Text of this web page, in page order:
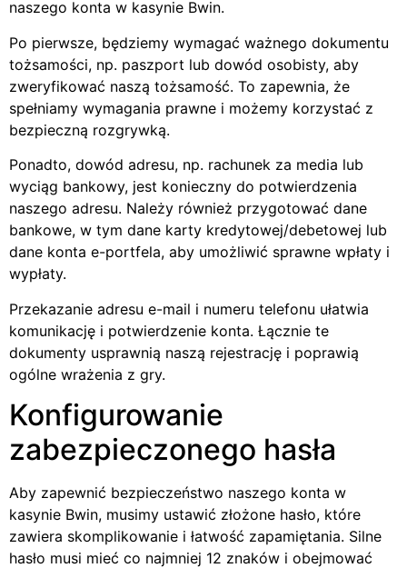
naszego konta w kasynie Bwin.
Po pierwsze, będziemy wymagać ważnego dokumentu
tożsamości, np. paszport lub dowód osobisty, aby
zweryfikować naszą tożsamość. To zapewnia, że
spełniamy wymagania prawne i możemy korzystać z
bezpieczną rozgrywką.
Ponadto, dowód adresu, np. rachunek za media lub
wyciąg bankowy, jest konieczny do potwierdzenia
naszego adresu. Należy również przygotować dane
bankowe, w tym dane karty kredytowej/debetowej lub
dane konta e-portfela, aby umożliwić sprawne wpłaty i
wypłaty.
Przekazanie adresu e-mail i numeru telefonu ułatwia
komunikację i potwierdzenie konta. Łącznie te
dokumenty usprawnią naszą rejestrację i poprawią
ogólne wrażenia z gry.
Konfigurowanie
zabezpieczonego hasła
Aby zapewnić bezpieczeństwo naszego konta w
kasynie Bwin, musimy ustawić złożone hasło, które
zawiera skomplikowanie i łatwość zapamiętania. Silne
hasło musi mieć co najmniej 12 znaków i obejmować